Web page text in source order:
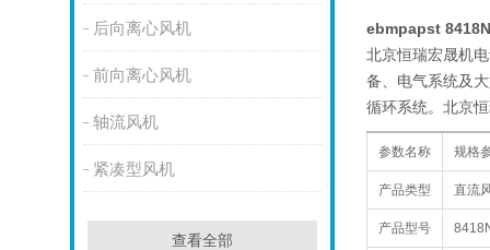
后向离心风机
前向离心风机
轴流风机
紧凑型风机
查看全部
ebmpapst
北京恒瑞宏晟机
备、电气系统及
循环系统。北京
参数名称 规格
产品类型 直流
产品型号